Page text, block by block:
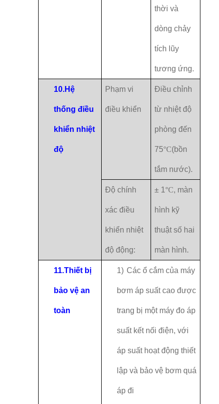
thời và
dòng chảy
tích lũy
tương ứng.
10.Hệ
thống điều
khiển nhiệt
độ
Phạm vi
điều khiển
Điều chỉnh
từ nhiệt độ
phòng đến
75°C(bồn
tắm nước).
Độ chính
xác điều
khiển nhiệt
độ động:
± 1 °C, màn
hình kỹ
thuật số hai
màn hình.
11.Thiết bị
bảo vệ an
toàn
1) Các ổ cắm của máy
bơm áp suất cao được
trang bị một máy đo áp
suất kết nối điện, với
áp suất hoạt động thiết
lập và bảo vệ bơm quá
áp đi